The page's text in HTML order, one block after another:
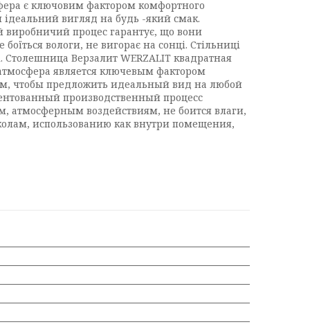
є ключовим фактором комфортного
ідеальний вигляд на будь -який смак.
виробничий процес гарантує, що вони
вологи, не вигорає на сонці. Стільниці
Верзалит WERZALIT квадратная
является ключевым фактором
чтобы предложить идеальный вид на любой
производственный процесс
атмосферным воздействиям, не боится влаги,
использованию как внутри помещения,